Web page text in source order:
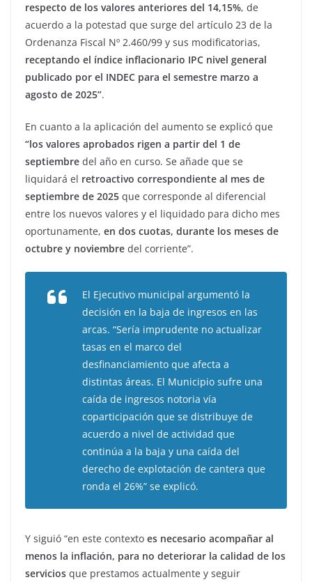
respecto de los valores anteriores del 14,15%, de
acuerdo a la potestad que surge del artículo 23 de la
Ordenanza Fiscal Nº 2.460/99 y sus modificatorias,
receptando el índice inflacionario IPC nivel general
publicado por el INDEC para el semestre marzo a
agosto de 2025”.
En cuanto a la aplicación del aumento se explicó que
“los valores aprobados rigen a partir del 1 de
septiembre del año en curso. Se añade que se
liquidará el retroactivo correspondiente al mes de
septiembre de 2025 que corresponde al diferencial
entre los nuevos valores y el liquidado para dicho mes
oportunamente, en dos cuotas, durante los meses de
octubre y noviembre del corriente”.
El Ejecutivo municipal argumentó la
decisión en la baja de ingresos en las
arcas. “Sería imprudente no actualizar
tasas en el marco del
desfinanciamiento que afecta a
distintas áreas. El Municipio sufre una
caída de ingresos notoria vía
coparticipación que se distribuye de
acuerdo a nivel de actividad que
continúa a la baja y una caída del
derecho de explotación de cantera que
ronda el 26%” se explicó.
Y siguió “en este contexto es necesario acompañar al
menos la inflación, para no deteriorar la calidad de los
servicios que prestamos actualmente y seguir